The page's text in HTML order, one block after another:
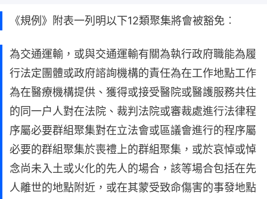
《規例》附表一列明以下12類聚集將會被豁免︰
為交通運輸，或與交通運輸有關為執行政府職能為履
行法定團體或政府諮詢機構的責任為在工作地點工作
為在醫療機構提供、獲得或接受醫院或醫護服務共住
的同一户人對在法院、裁判法院或審裁處進行法律程
序屬必要群組聚集對在立法會或區議會進行的程序屬
必要的群組聚集於喪禮上的群組聚集，或於哀悼或悼
念尚未入土或火化的先人的場合，該等場合包括在先
人離世的地點附近，或在其蒙受致命傷害的事發地點